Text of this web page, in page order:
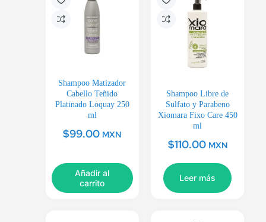
Shampoo Matizador
Cabello Teñido
Platinado Loquay 250
ml
$99.00 MXN
Añadir al
carrito
Shampoo Libre de
Sulfato y Parabeno
Xiomara Fixo Care 450
ml
$110.00 MXN
Leer más